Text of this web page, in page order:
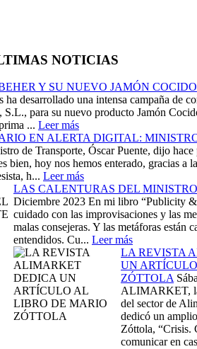
NOTICIAS
Y SU NUEVO JAMÓN COCIDO
desarrollado una intensa campaña de
S.L., para su nuevo producto Jamón
... Leer más
EN ALERTA DIGITAL:
de Transporte, Óscar Puente, dijo hace
bien, hoy nos hemos enterado, gracias a
h... Leer más
LAS CALENTURAS DEL
Diciembre 2023 En mi libro “Publicity &
cuidado con las improvisaciones y las
malas consejeras. Y las metáforas están
entendidos. Cu... Leer más
LA REVISTA
UN
ZÓTTOLA
ALIMARKET,
del sector de
dedicó un
Zóttola, “Crisis.
comunicar en